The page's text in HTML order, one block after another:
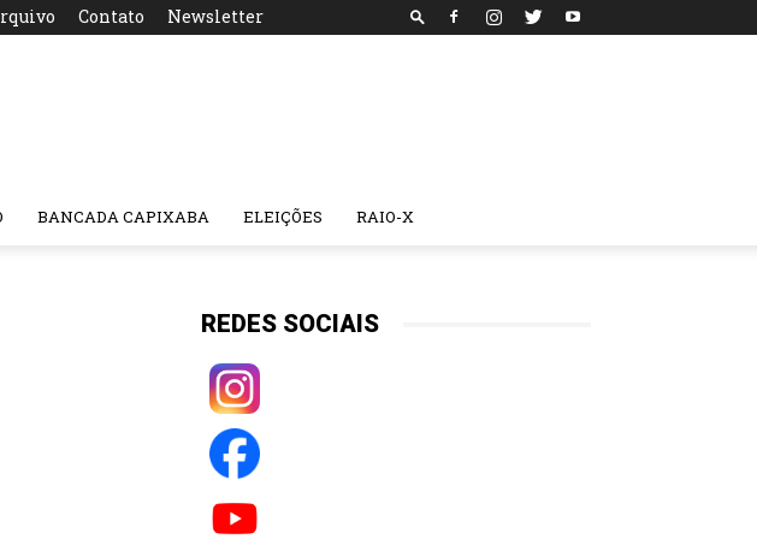
Contato Newsletter
BANCADA CAPIXABA ELEIÇÕES RAIO-X
REDES SOCIAIS